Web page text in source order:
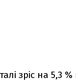
зріс на 5,3 %